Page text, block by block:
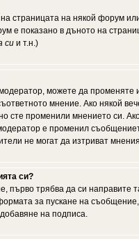
страницата на някой форум
е показано в дъното на
си и т.н.)
можете да
мнение. Ако някой
сте променили мнението си.
е променил
не могат да изтриват
си?
първо трябва да си
за пускане на
на подписа.